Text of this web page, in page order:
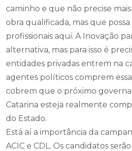
caminho e que não precise
obra qualificada, mas que possa
profissionais aqui. A Inovação
alternativa, mas para isso é
entidades privadas entrem na
agentes políticos comprem
cobrem que o próximo
Catarina esteja realmente
do Estado.
Está aí a importância da
ACIC e CDL. Os candidatos